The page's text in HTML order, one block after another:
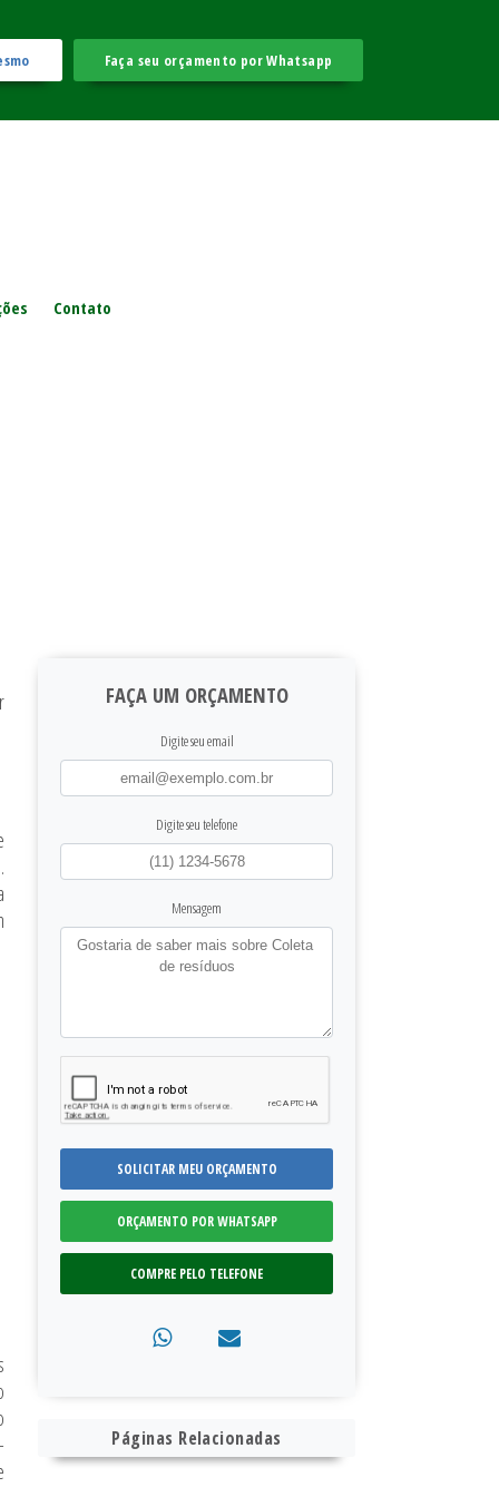
Faça seu orçamento por Whatsapp
Contato
FAÇA UM ORÇAMENTO
Digite seu email
Digite seu telefone
Mensagem
SOLICITAR MEU ORÇAMENTO
ORÇAMENTO POR WHATSAPP
COMPRE PELO TELEFONE
Páginas Relacionadas